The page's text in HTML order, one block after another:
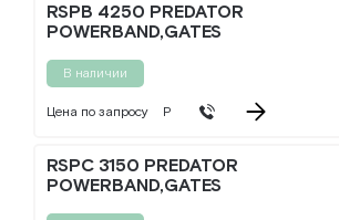
RSPB 4250 PREDATOR
POWERBAND,GATES
В наличии
Цена по запросу Р
RSPC 3150 PREDATOR
POWERBAND,GATES